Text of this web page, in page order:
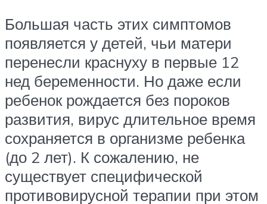
Большая часть этих симптомов
появляется у детей, чьи матери
перенесли краснуху в первые 12
нед беременности. Но даже если
ребенок рождается без пороков
развития, вирус длительное время
сохраняется в организме ребенка
(до 2 лет). К сожалению, не
существует специфической
противовирусной терапии при этом